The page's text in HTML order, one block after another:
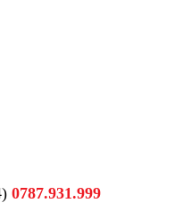
0787.931.999